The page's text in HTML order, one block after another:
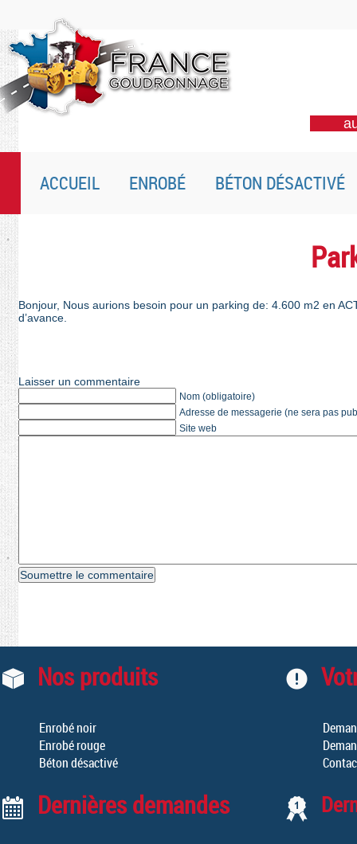
ACCUEIL ENROBÉ BÉTON DÉSACTIVÉ
Bonjour, Nous aurions besoin pour un parking de: 4.600 m2 en
d’avance.
Laisser un commentaire
Nom (obligatoire)
Adresse de messagerie (ne sera pas
Site web
Nos produits
Enrobé noir
Enrobé rouge
Béton désactivé
Dernières demandes